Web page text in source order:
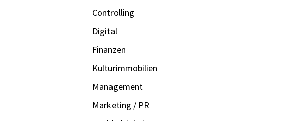
Controlling
Digital
Finanzen
Kulturimmobilien
Management
Marketing / PR